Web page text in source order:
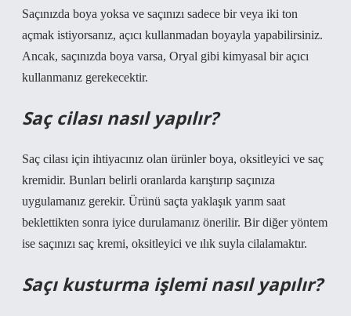
Saçınızda boya yoksa ve saçınızı sadece bir veya iki ton
açmak istiyorsanız, açıcı kullanmadan boyayla yapabilirsiniz.
Ancak, saçınızda boya varsa, Oryal gibi kimyasal bir açıcı
kullanmanız gerekecektir.
Saç cilası nasıl yapılır?
Saç cilası için ihtiyacınız olan ürünler boya, oksitleyici ve saç
kremidir. Bunları belirli oranlarda karıştırıp saçınıza
uygulamanız gerekir. Ürünü saçta yaklaşık yarım saat
beklettikten sonra iyice durulamanız önerilir. Bir diğer yöntem
ise saçınızı saç kremi, oksitleyici ve ılık suyla cilalamaktır.
Saçı kusturma işlemi nasıl yapılır?